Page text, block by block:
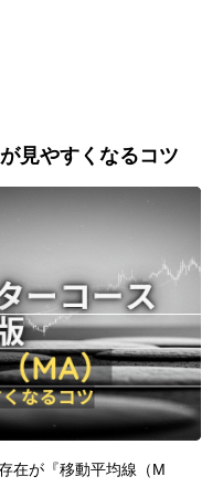
見やすくなるコツ
在が『移動平均線（M